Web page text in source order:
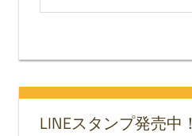
LINEスタンプ発売中！